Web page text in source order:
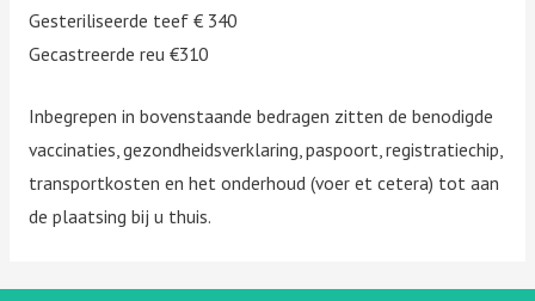
Gesteriliseerde teef € 340
Gecastreerde reu €310
Inbegrepen in bovenstaande bedragen zitten de benodigde
vaccinaties, gezondheidsverklaring, paspoort, registratiechip,
transportkosten en het onderhoud (voer et cetera) tot aan
de plaatsing bij u thuis.